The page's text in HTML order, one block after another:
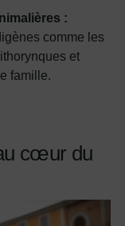
:
comme les
et
famille.
cœur du